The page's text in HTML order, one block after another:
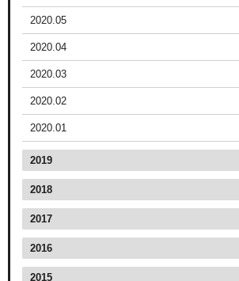
2020.05
2020.04
2020.03
2020.02
2020.01
2019
2018
2017
2016
2015